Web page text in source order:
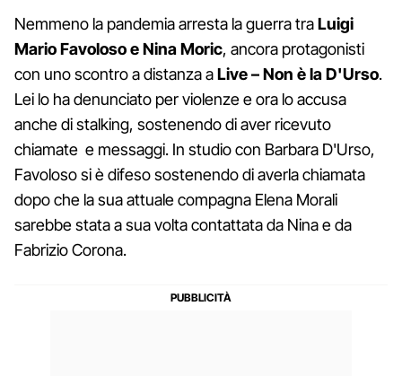
Nemmeno la pandemia arresta la guerra traLuigi
Mario Favoloso e Nina Moric, ancora protagonisti
con uno scontro a distanza aLive – Non è la D'Urso.
Lei lo ha denunciato per violenze e ora lo accusa
anche di stalking, sostenendo di aver ricevuto
chiamate e messaggi. In studio con Barbara D'Urso,
Favoloso si è difeso sostenendo di averla chiamata
dopo che la sua attuale compagna Elena Morali
sarebbe stata a sua volta contattata da Nina e da
Fabrizio Corona.